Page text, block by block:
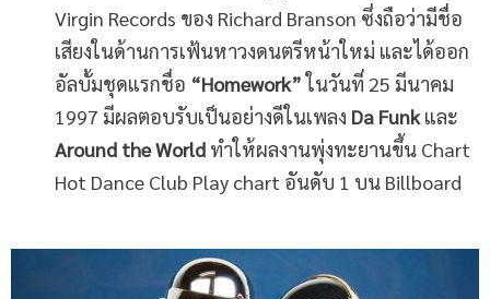
Virgin Records ของ Richard Branson ซึ่งถือว่ามีชื่อ
เสียงในด้านการเฟ้นหาวงดนตรีหน้าใหม่ และได้ออก
อัลบั้มชุดแรกชื่อ “Homework”ในวันที่ 25 มีนาคม
1997 มีผลตอบรับเป็นอย่างดีในเพลง Da Funkและ
Around the World ทำให้ผลงานพุ่งทะยานขึ้น Chart
Hot Dance Club Play chart อันดับ 1 บน Billboard